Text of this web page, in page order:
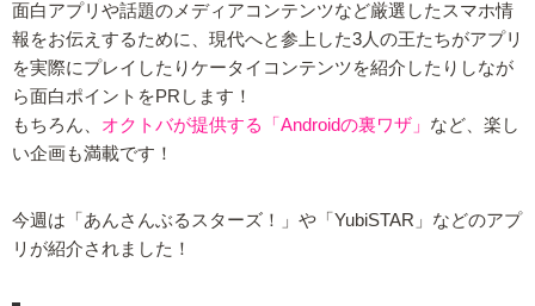
面白アプリや話題のメディアコンテンツなど厳選したスマホ情
報をお伝えするために、現代へと参上した3人の王たちがアプリ
を実際にプレイしたりケータイコンテンツを紹介したりしなが
ら面白ポイントをPRします！
もちろん、 オクトバが提供する「Androidの裏ワザ」 など、楽し
い企画も満載です！
今週は「あんさんぶるスターズ！」や「YubiSTAR」などのアプ
リが紹介されました！